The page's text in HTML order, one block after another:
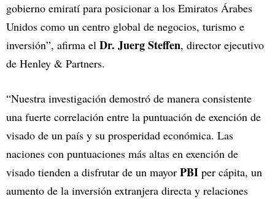
gobierno emiratí para posicionar a los Emiratos Árabes
Unidos como un centro global de negocios, turismo e
inversión”, afirma el Dr. Juerg Steffen, director ejecutivo
de Henley & Partners.
“Nuestra investigación demostró de manera consistente
una fuerte correlación entre la puntuación de exención de
visado de un país y su prosperidad económica. Las
naciones con puntuaciones más altas en exención de
visado tienden a disfrutar de un mayor PBI per cápita, un
aumento de la inversión extranjera directa y relaciones